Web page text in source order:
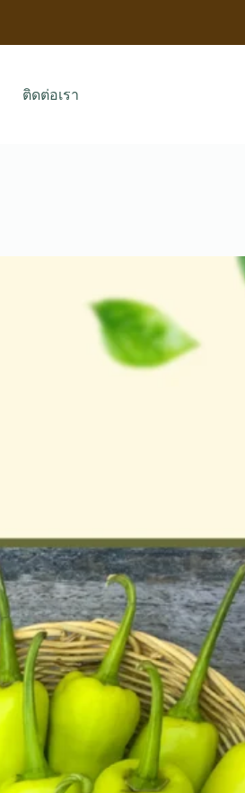
ติดต่อเรา